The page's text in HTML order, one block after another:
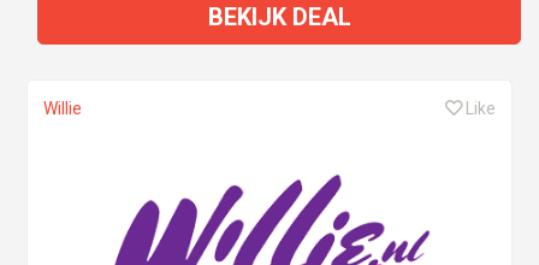
BEKIJK DEAL
Willie Like